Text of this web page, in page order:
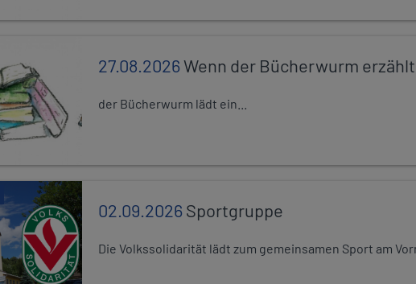
27.08.2026Wenn der Bücherwurm
der Bücherwurm lädt ein...
02.09.2026Sportgruppe
Die Volkssolidarität lädt zum gemeinsamen Sport am